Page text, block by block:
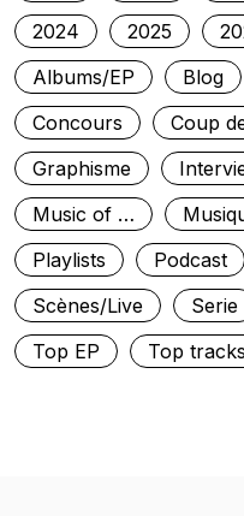
2024
2025
Albums/EP
Blog
Concours
Coup
Graphisme
Music of …
Playlists
Podcast
Scènes/Live
Serie
Top EP
Top tracks